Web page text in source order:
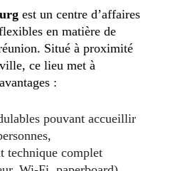
est un centre d’affaires
en matière de
Situé à proximité
ce lieu met à
:
pouvant accueillir
technique complet